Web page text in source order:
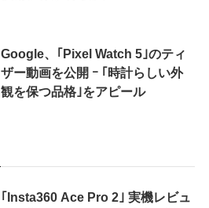
Google、｢Pixel Watch 5｣のティ
ザー動画を公開 ｰ ｢時計らしい外
観を保つ品格｣をアピール
｢Insta360 Ace Pro 2｣ 実機レビュ